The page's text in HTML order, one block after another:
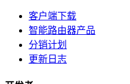
客户端下载
智能路由器产品
分销计划
更新日志